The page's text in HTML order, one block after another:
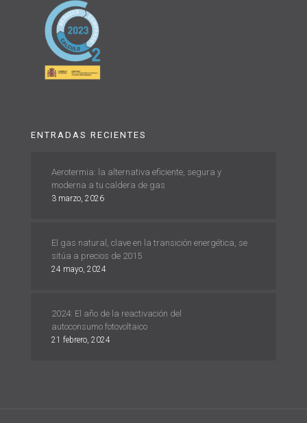
ENTRADAS RECIENTES
Aerotermia: la alternativa eficiente, segura y
moderna a tu caldera de gas
3 marzo, 2026
El gas natural, clave en la transición energética, se
sitúa a precios de 2015
24 mayo, 2024
2024: El año de la reactivación del
autoconsumo fotovoltaico
21 febrero, 2024